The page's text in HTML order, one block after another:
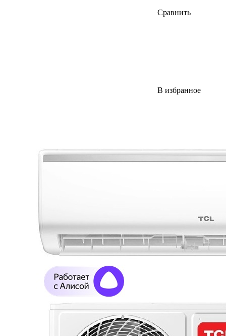
Сравнить
В избранное